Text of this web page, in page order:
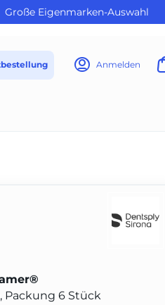
Große Eigenmarken-Auswahl
Anmelden
Packung 6 Stück